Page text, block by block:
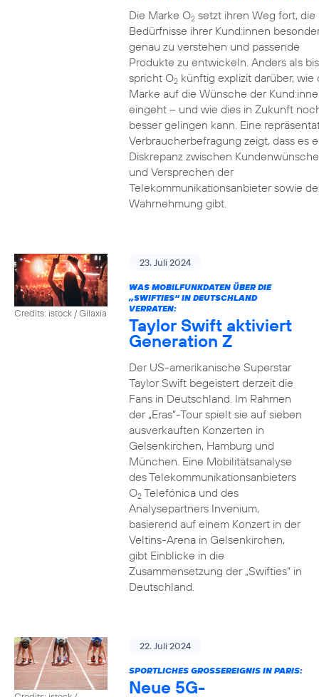
Die Marke O2setzt ihren Weg fort, die
Bedürfnisse ihrer Kund:innen
genau zu verstehen und passende
Produkte zu entwickeln. Anders als
spricht O2künftig explizit darüber, wie
Marke auf die Wünsche der
eingeht – und wie dies in Zukunft
besser gelingen kann. Eine
Verbraucherbefragung zeigt, dass es
Diskrepanz zwischen
und Versprechen der
Telekommunikationsanbieter sowie
Wahrnehmung gibt.
Credits: istock / Gilaxia
23. Juli 2024
WAS MOBILFUNKDATEN ÜBER DIE
„SWIFTIES“ IN DEUTSCHLAND
VERRATEN:
Taylor Swift aktiviert
Generation Z
Der US-amerikanische Superstar
Taylor Swift begeistert derzeit die
Fans in Deutschland. Im Rahmen
der „Eras“-Tour spielt sie auf sieben
ausverkauften Konzerten in
Gelsenkirchen, Hamburg und
München. Eine Mobilitätsanalyse
des Telekommunikationsanbieters
O2Telefónica und des
Analysepartners Invenium,
basierend auf einem Konzert in der
Veltins-Arena in Gelsenkirchen,
gibt Einblicke in die
Zusammensetzung der „Swifties“ in
Deutschland.
22. Juli 2024
SPORTLICHES GROSSEREIGNIS IN PARIS:
Neue 5G-